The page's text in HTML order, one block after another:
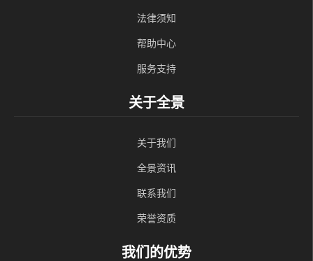
法律须知
帮助中心
服务支持
关于全景
关于我们
全景资讯
联系我们
荣誉资质
我们的优势